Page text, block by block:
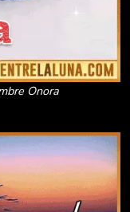
Onora